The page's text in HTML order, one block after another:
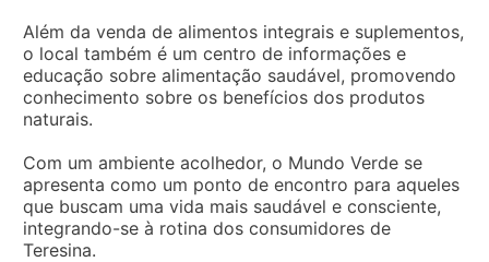
Além da venda de alimentos integrais e suplementos,
o local também é um centro de informações e
educação sobre alimentação saudável, promovendo
conhecimento sobre os benefícios dos produtos
naturais.
Com um ambiente acolhedor, o Mundo Verde se
apresenta como um ponto de encontro para aqueles
que buscam uma vida mais saudável e consciente,
integrando-se à rotina dos consumidores de
Teresina.